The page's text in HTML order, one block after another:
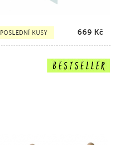
POSLEDNÍ KUSY 669 Kč